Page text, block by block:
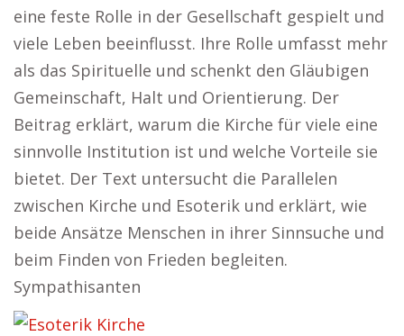
eine feste Rolle in der Gesellschaft gespielt und
viele Leben beeinflusst. Ihre Rolle umfasst mehr
als das Spirituelle und schenkt den Gläubigen
Gemeinschaft, Halt und Orientierung. Der
Beitrag erklärt, warum die Kirche für viele eine
sinnvolle Institution ist und welche Vorteile sie
bietet. Der Text untersucht die Parallelen
zwischen Kirche und Esoterik und erklärt, wie
beide Ansätze Menschen in ihrer Sinnsuche und
beim Finden von Frieden begleiten.
Sympathisanten